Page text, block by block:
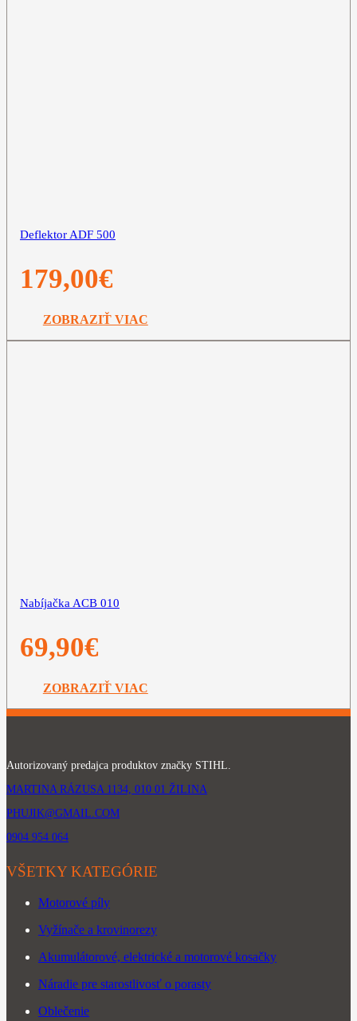
Deflektor ADF 500
179,00€
ZOBRAZIŤ VIAC
Nabíjačka ACB 010
69,90€
ZOBRAZIŤ VIAC
Autorizovaný predajca produktov značky STIHL.
MARTINA RÁZUSA 1134, 010 01 ŽILINA
PHUJIK@GMAIL.COM
0904 954 064
VŠETKY KATEGÓRIE
Motorové píly
Vyžínače a krovinorezy
Akumulátorové, elektrické a motorové kosačky
Náradie pre starostlivosť o porasty
Oblečenie